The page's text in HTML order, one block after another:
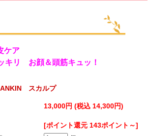
ケア
キリ お顔＆頭筋キュッ！
スカルプ
13,000円 (税込 14,300円)
[ポイント還元 143ポイント～]